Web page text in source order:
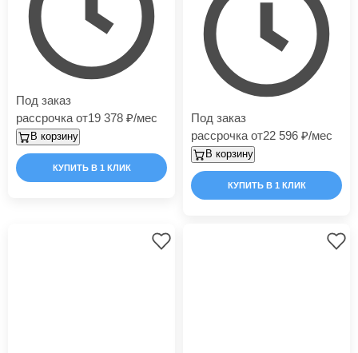
Под заказ
рассрочка от19 378 /мес
В корзину
КУПИТЬ В 1 КЛИК
Под заказ
рассрочка от22 596 /мес
В корзину
КУПИТЬ В 1 КЛИК